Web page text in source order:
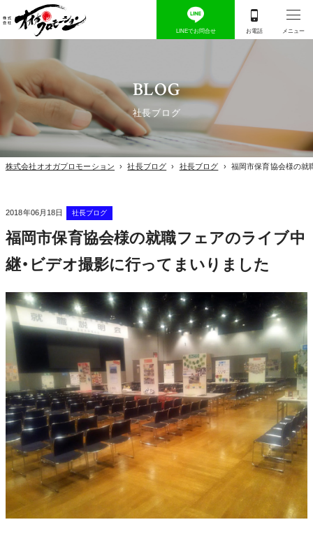
BLOG
社長ブログ
株式会社オオガプロモーション › 社長ブログ › 社長ブログ › 福岡市保育協会様の就
2018年06月18日 社長ブログ
福岡市保育協会様の就職フェアのライブ中
継・ビデオ撮影に行ってまいりました